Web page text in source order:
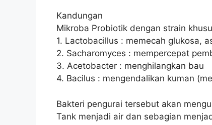
Kandungan
Mikroba Probiotik dengan strain
1. Lactobacillus : memecah glukosa,
2. Sacharomyces : mempercepat
3. Acetobacter : menghilangkan bau
4. Bacilus : mengendalikan kuman
Bakteri pengurai tersebut akan
Tank menjadi air dan sebagian